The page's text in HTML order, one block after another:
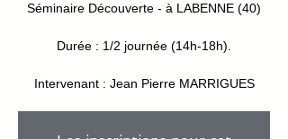
Séminaire Découverte - à LABENNE (40)
Durée : 1/2 journée (14h-18h).
Intervenant : Jean Pierre MARRIGUES